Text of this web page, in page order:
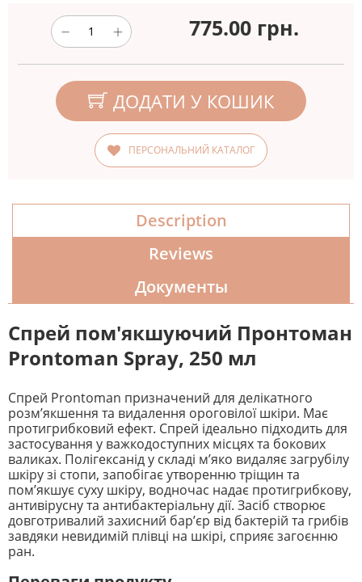
775.00 грн.
ДОДАТИ У КОШИК
ПЕРСОНАЛЬНИЙ КАТАЛОГ
Description
Reviews
Документы
Спрей пом'якшуючий Пронтоман
Prontoman Spray, 250 мл
Спрей Prontoman призначений для делікатного
розм’якшення та видалення ороговілої шкіри. Має
протигрибковий ефект. Спрей ідеально підходить для
застосування у важкодоступних місцях та бокових
валиках. Полігексанід у складі м’яко видаляє загрубілу
шкіру зі стопи, запобігає утворенню тріщин та
пом’якшує суху шкіру, водночас надає протигрибкову,
антивірусну та антибактеріальну дії. Засіб створює
довготривалий захисний бар’єр від бактерій та грибів
завдяки невидимій плівці на шкірі, сприяє загоєнню
ран.